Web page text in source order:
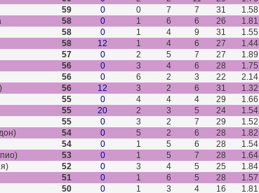
59 0 0 7 7 31
1.58
58 0 1 6 6 26
1.81
58 0 1 4 9 31
1.55
58 12 1 4 6 27
1.44
57 0 2 5 7 27
1.89
56 0 3 4 6 28
1.75
56 0 6 2 3 22
2.14
56 12 3 2 6 31
1.32
55 0 4 4 4 29
1.66
55 20 2 3 5 24
1.54
55 0 3 2 7 29
1.52
54 0 5 2 6 28
1.82
54 0 1 5 6 28
1.54
53 0 1 5 7 28
1.64
52 0 3 4 5 25
1.84
51 0 1 6 5 28
1.57
50 0 1 3 4 16
1.81